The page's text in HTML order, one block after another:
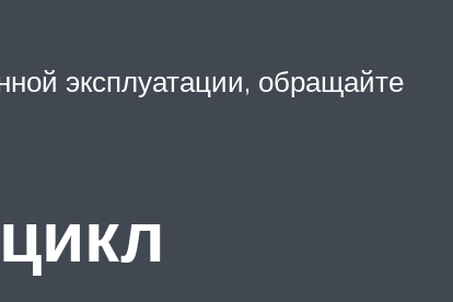
эксплуатации, обращайте